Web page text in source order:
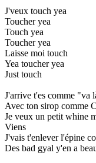
J'veux touch yea
Toucher yea
Touch yea
Toucher yea
Laisse moi touch
Yea toucher yea
Just touch
J'arrive t'es comme "va
Avec ton sirop comme
Je veux un petit whine
Viens
J'vais t'enlever l'épine
Des bad gyal y'en a